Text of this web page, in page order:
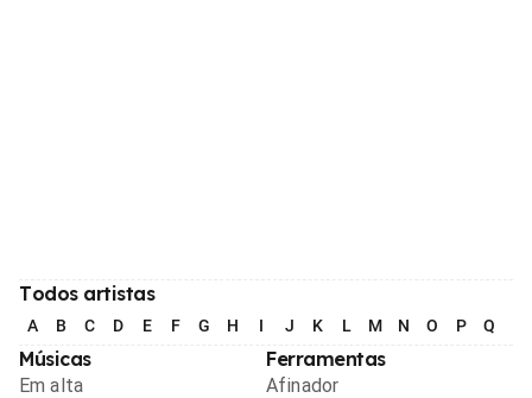
Todos artistas
A B C D E F G H I J K L M N O P Q
Músicas
Em alta
Ferramentas
Afinador